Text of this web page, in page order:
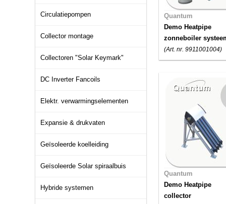
Circulatiepompen
Collector montage
Collectoren "Solar Keymark"
DC Inverter Fancoils
Elektr. verwarmingselementen
Expansie & drukvaten
Geïsoleerde koelleiding
Geïsoleerde Solar spiraalbuis
Hybride systemen
Quantum
Demo Heatpipe
zonneboiler
(Art. nr. 9911001004)
Quantum
Demo Heatpipe
collector